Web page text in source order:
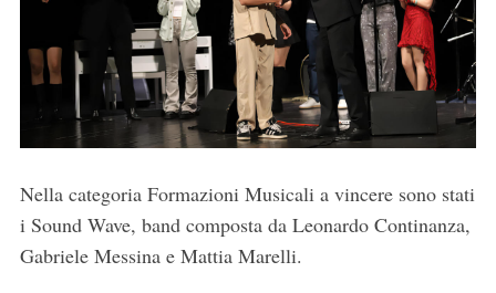
Nella categoria Formazioni Musicali a vincere sono stati
i Sound Wave, band composta da Leonardo Continanza,
Gabriele Messina e Mattia Marelli.